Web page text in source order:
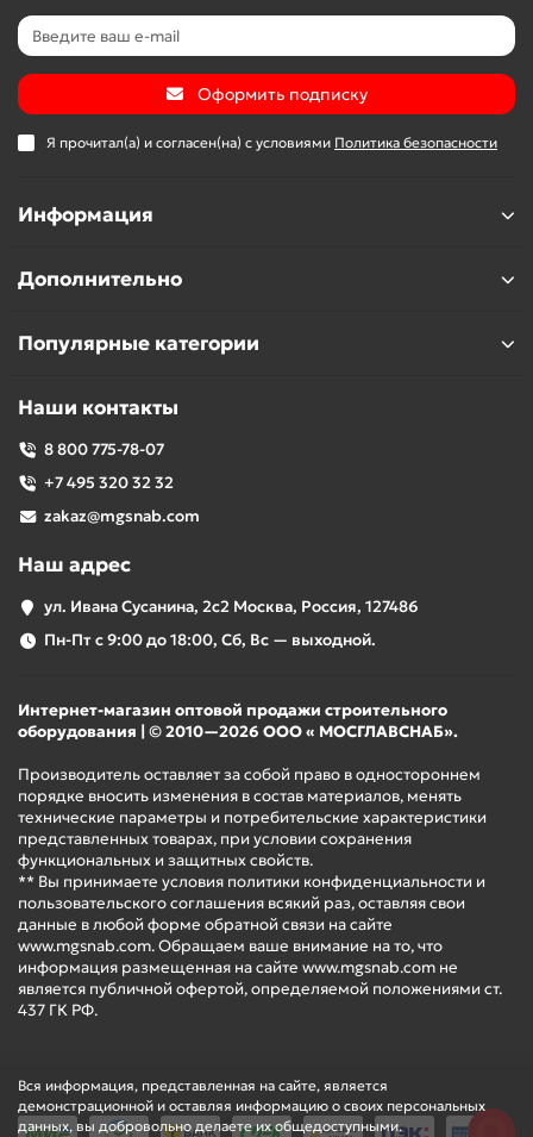
Вся информация, представленная на сайте, является
демонстрационной и оставляя информацию о своих персональных
данных, вы добровольно делаете их общедоступными.
Оформить подписку
Я прочитал(а) и согласен(на) с условиями Политика безопасности
Информация
Дополнительно
Популярные категории
Наши контакты
8 800 775-78-07
+7 495 320 32 32
zakaz@mgsnab.com
Наш адрес
ул. Ивана Сусанина, 2с2 Москва, Россия, 127486
Пн-Пт с 9:00 до 18:00, Сб, Вс — выходной.
Интернет-магазин оптовой продажи строительного
оборудования | © 2010—2026 ООО « МОСГЛАВСНАБ».
Производитель оставляет за собой право в одностороннем
порядке вносить изменения в состав материалов, менять
технические параметры и потребительские характеристики
представленных товарах, при условии сохранения
функциональных и защитных свойств.
** Вы принимаете условия политики конфиденциальности и
пользовательского соглашения всякий раз, оставляя свои
данные в любой форме обратной связи на сайте
www.mgsnab.com. Обращаем ваше внимание на то, что
информация размещенная на сайте www.mgsnab.com не
является публичной офертой, определяемой положениями ст.
437 ГК РФ.